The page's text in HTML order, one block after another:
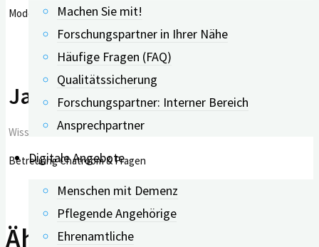
Machen Sie mit!
Forschungspartner in Ihrer Nähe
Häufige Fragen (FAQ)
Qualitätssicherung
Forschungspartner: Interner Bereich
Ansprechpartner
Digitale Angebote
Menschen mit Demenz
Pflegende Angehörige
Ehrenamtliche
Moderation
Jana Rühl
Wissenschaftliche Mitarbeiterin M. Sc.
Betreuung Chatroom & Fragen
Ähnliche Beiträge